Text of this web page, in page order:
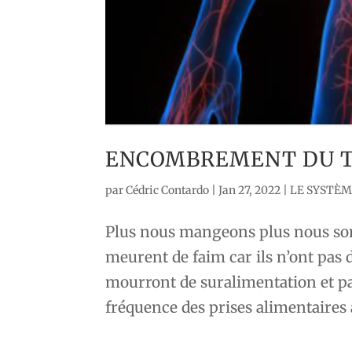
ENCOMBREMENT DU
parCédric Contardo |Jan 27, 2022 |LE
Plus nous mangeons plus nous
meurent de faim car ils n’ont
mourront de suralimentation et
fréquence des prises alimentaires